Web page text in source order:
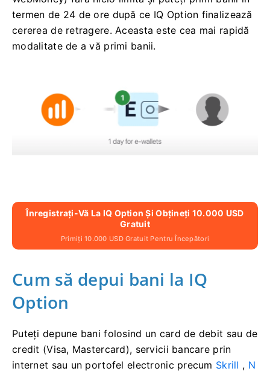
termen de 24 de ore după ce IQ Option finalizează
cererea de retragere. Aceasta este cea mai rapidă
modalitate de a vă primi banii.
Înregistrați-Vă La IQ Option Și Obțineți 10.000 USD
Gratuit
Primiți 10.000 USD Gratuit Pentru Începători
Cum să depui bani la IQ
Option
Puteți depune bani folosind un card de debit sau de
credit (Visa, Mastercard), servicii bancare prin
internet sau un portofel electronic precum Skrill , N